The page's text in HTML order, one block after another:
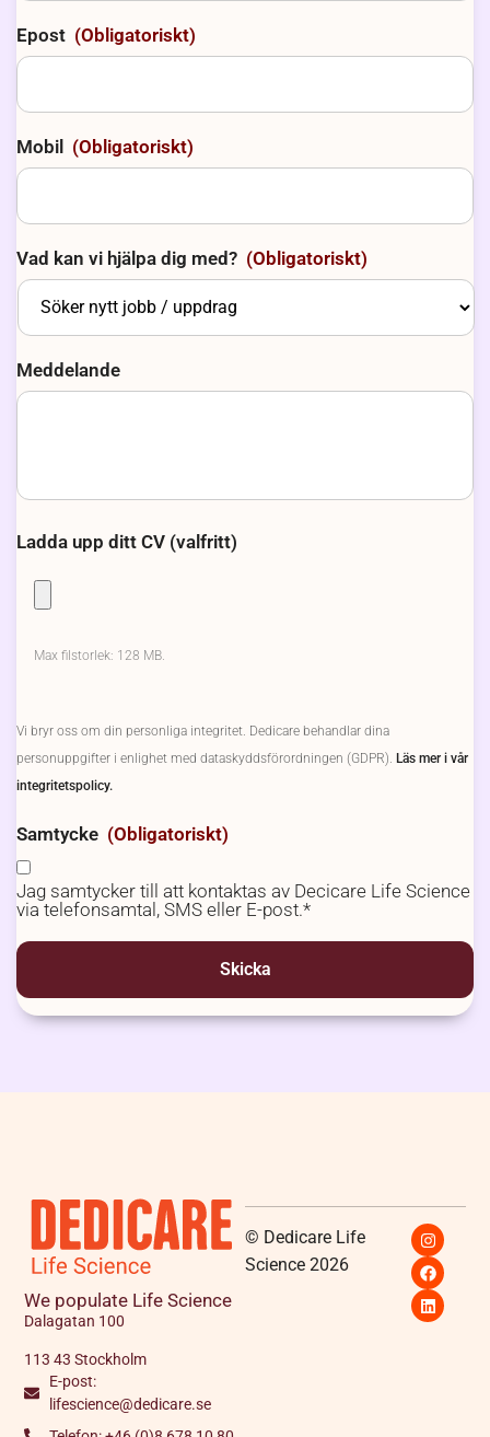
Epost (Obligatoriskt)
Mobil (Obligatoriskt)
Vad kan vi hjälpa dig med? (Obligatoriskt)
Meddelande
Ladda upp ditt CV (valfritt)
Max filstorlek: 128 MB.
Vi bryr oss om din personliga integritet. Dedicare behandlar dina
personuppgifter i enlighet med dataskyddsförordningen (GDPR). Läs mer i vår
integritetspolicy.
Samtycke (Obligatoriskt)
Jag samtycker till att kontaktas av Decicare Life Science
via telefonsamtal, SMS eller E-post.*
We populate Life Science
Dalagatan 100
113 43 Stockholm
E-post:
lifescience@dedicare.se
© Dedicare Life
Science 2026